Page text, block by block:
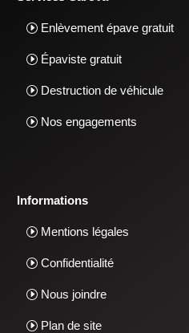
Enlèvement épave gratuit
Épaviste gratuit
Destruction de véhicule
Nos engagements
Informations
Mentions légales
Confidentialité
Nous joindre
Plan de site